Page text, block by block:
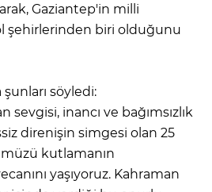
Gaziantep'in milli
şehirlerinden biri olduğunu
söyledi:
sevgisi, inancı ve bağımsızlık
direnişin simgesi olan 25
kutlamanın
yaşıyoruz. Kahraman